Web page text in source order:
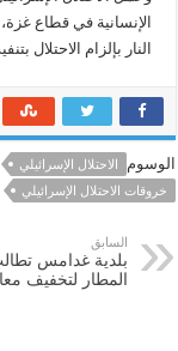
الإنسانية في قطاع
النار بإلزام الاحتلال
الوسوم الاحتلال الإسرائيلي
خروقات الاحتلال الإسرائيلي
السابق
بلدية غدامس
المطار لتخفيف